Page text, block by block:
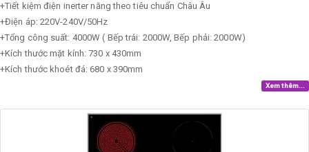
+Tiết kiệm điện inerter năng theo tiêu chuẩn Châu Âu
+Điện áp: 220V-240V/50Hz
+Tổng công suất: 4000W ( Bếp trái: 2000W, Bếp phải: 2000W)
+Kích thước mặt kính: 730 x 430mm
+Kích thước khoét đá: 680 x 390mm
Xem thêm...